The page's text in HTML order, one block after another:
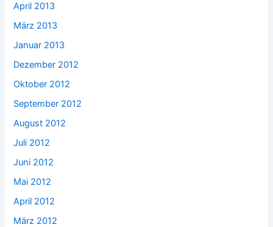
April 2013
März 2013
Januar 2013
Dezember 2012
Oktober 2012
September 2012
August 2012
Juli 2012
Juni 2012
Mai 2012
April 2012
März 2012